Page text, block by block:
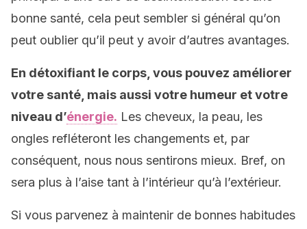
bonne santé, cela peut sembler si général qu’on
peut oublier qu’il peut y avoir d’autres avantages.
En détoxifiant le corps, vous pouvez améliorer
votre santé, mais aussi votre humeur et votre
niveau d’énergie. Les cheveux, la peau, les
ongles refléteront les changements et, par
conséquent, nous nous sentirons mieux. Bref, on
sera plus à l’aise tant à l’intérieur qu’à l’extérieur.
Si vous parvenez à maintenir de bonnes habitudes